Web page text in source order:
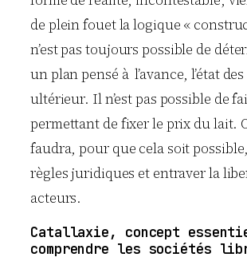
de plein fouet la logique «
n’est pas toujours possible de
un plan pensé à l’avance, l’état
ultérieur. Il n’est pas possible de
permettant de fixer le prix du lait.
faudra, pour que cela soit
règles juridiques et entraver la
acteurs.
Catallaxie, concept
comprendre les sociétés